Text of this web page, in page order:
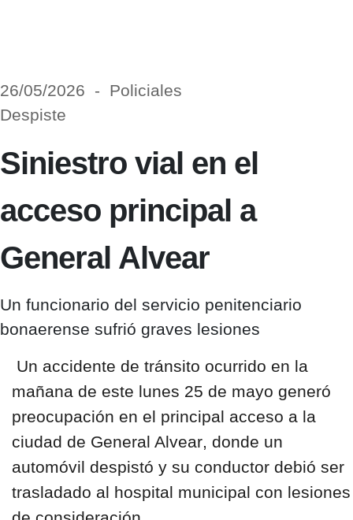
26/05/2026 - Policiales
Despiste
Siniestro vial en el
acceso principal a
General Alvear
Un funcionario del servicio penitenciario
bonaerense sufrió graves lesiones
Un accidente de tránsito ocurrido en la
mañana de este lunes 25 de mayo generó
preocupación en el principal acceso a la
ciudad de General Alvear, donde un
automóvil despistó y su conductor debió ser
trasladado al hospital municipal con lesiones